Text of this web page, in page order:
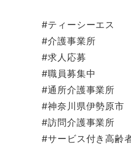
#ティーシーエス
#介護事業所
#求人応募
#職員募集中
#通所介護事業所
#神奈川県伊勢原市
#訪問介護事業所
#サービス付き高齢